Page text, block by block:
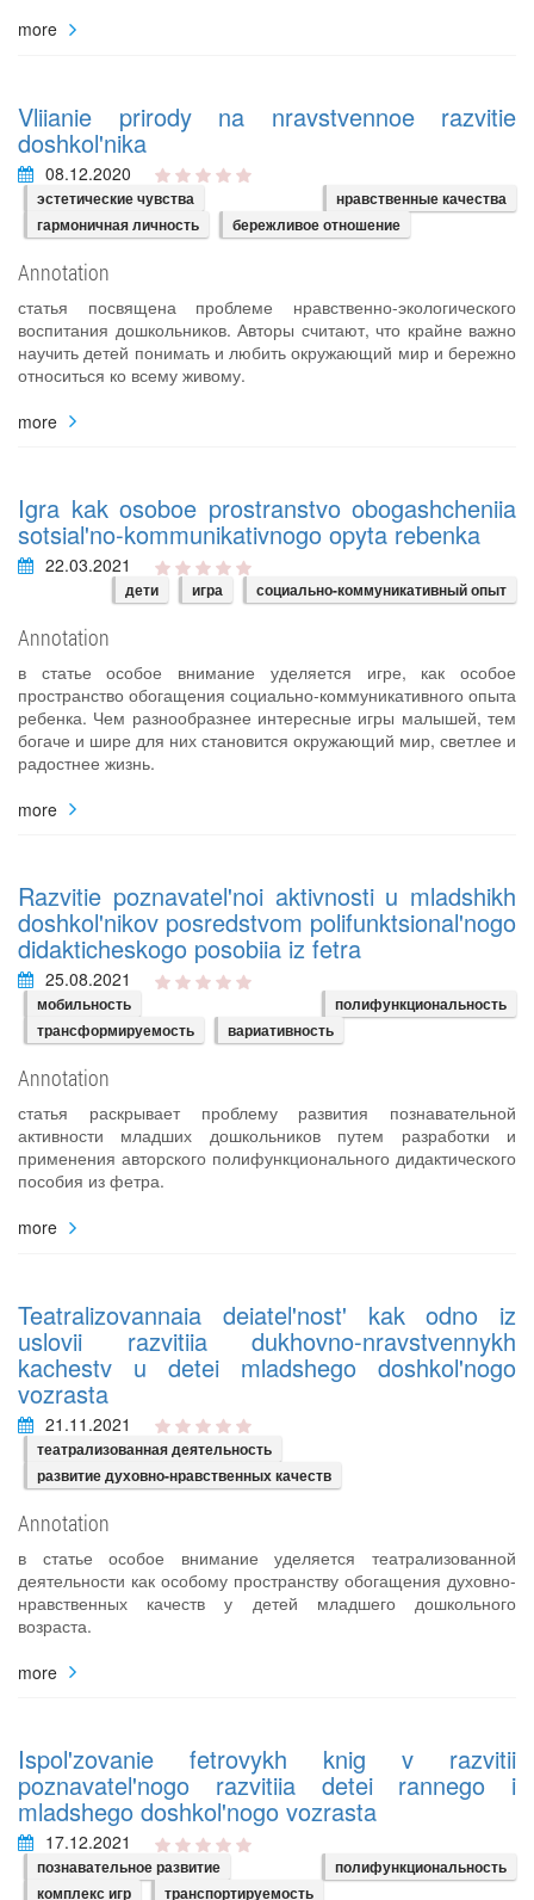
more
Vliianie prirody na nravstvennoe razvitie
doshkol'nika
08.12.2020
эстетические чувства
нравственные качества
гармоничная личность
бережливое отношение
Annotation
статья посвящена проблеме нравственно-экологического
воспитания дошкольников. Авторы считают, что крайне важно
научить детей понимать и любить окружающий мир и бережно
относиться ко всему живому.
more
Igra kak osoboe prostranstvo obogashcheniia
sotsial'no-kommunikativnogo opyta rebenka
22.03.2021
дети игра социально-коммуникативный опыт
Annotation
в статье особое внимание уделяется игре, как особое
пространство обогащения социально-коммуникативного опыта
ребенка. Чем разнообразнее интересные игры малышей, тем
богаче и шире для них становится окружающий мир, светлее и
радостнее жизнь.
more
Razvitie poznavatel'noi aktivnosti u mladshikh
doshkol'nikov posredstvom polifunktsional'nogo
didakticheskogo posobiia iz fetra
25.08.2021
мобильность
полифункциональность
трансформируемость
вариативность
Annotation
статья раскрывает проблему развития познавательной
активности младших дошкольников путем разработки и
применения авторского полифункционального дидактического
пособия из фетра.
more
Teatralizovannaia deiatel'nost' kak odno iz
uslovii razvitiia dukhovno-nravstvennykh
kachestv u detei mladshego doshkol'nogo
vozrasta
21.11.2021
театрализованная деятельность
развитие духовно-нравственных качеств
Annotation
в статье особое внимание уделяется театрализованной
деятельности как особому пространству обогащения духовно-
нравственных качеств у детей младшего дошкольного
возраста.
more
Ispol'zovanie fetrovykh knig v razvitii
poznavatel'nogo razvitiia detei rannego i
mladshego doshkol'nogo vozrasta
17.12.2021
познавательное развитие
полифункциональность
комплекс игр
транспортируемость